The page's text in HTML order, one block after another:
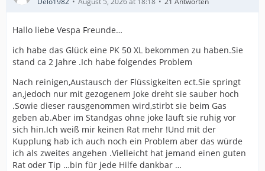
Hallo liebe Vespa Freunde…
ich habe das Glück eine PK 50 XL bekommen zu haben.Sie
stand ca 2 Jahre .Ich habe folgendes Problem
Nach reinigen,Austausch der Flüssigkeiten ect.Sie springt
an,jedoch nur mit gezogenem Joke dreht sie sauber hoch
.Sowie dieser rausgenommen wird,stirbt sie beim Gas
geben ab.Aber im Standgas ohne joke läuft sie ruhig vor
sich hin.Ich weiß mir keinen Rat mehr !Und mit der
Kupplung hab ich auch noch ein Problem aber das würde
ich als zweites angehen .Vielleicht hat jemand einen guten
Rat oder Tip …bin für jede Hilfe dankbar …